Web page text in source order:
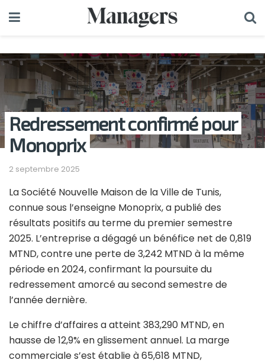
Redressement confirmé pour
Monoprix
2 septembre 2025
La Société Nouvelle Maison de la Ville de Tunis,
connue sous l’enseigne Monoprix, a publié des
résultats positifs au terme du premier semestre
2025. L’entreprise a dégagé un bénéfice net de 0,819
MTND, contre une perte de 3,242 MTND à la même
période en 2024, confirmant la poursuite du
redressement amorcé au second semestre de
l’année dernière.
Le chiffre d’affaires a atteint 383,290 MTND, en
hausse de 12,9% en glissement annuel. La marge
commerciale s’est établie à 65,618 MTND,